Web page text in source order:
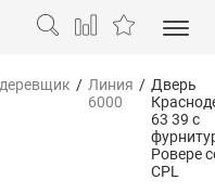
/ Линия
6000
/ Дверь
63 39 с
Ровере
CPL